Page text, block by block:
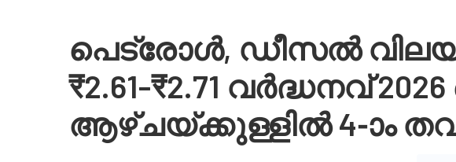
പെട്രോൾ, ഡീസൽ
₹2.61-₹2.71 വർദ്ധനവ്
ആഴ്ചയ്ക്കുള്ളിൽ 4-ാം